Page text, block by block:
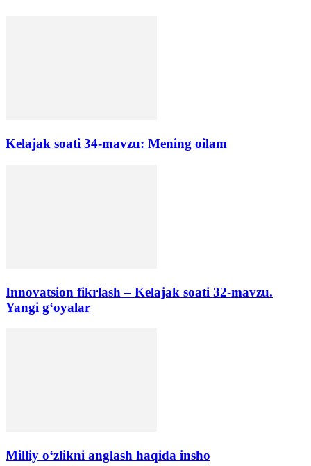
Kelajak soati 34-mavzu: Mening oilam
Innovatsion fikrlash – Kelajak soati 32-mavzu.
Yangi g‘oyalar
Milliy o‘zlikni anglash haqida insho